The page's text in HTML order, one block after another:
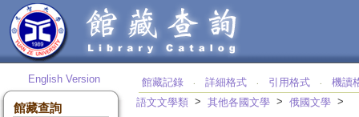
English Version
館藏查詢
館藏記錄 ‧ 詳細格式 ‧ 引用格式 ‧
機讀
語文文學類 > 其他各國文學 > 俄國文學 >